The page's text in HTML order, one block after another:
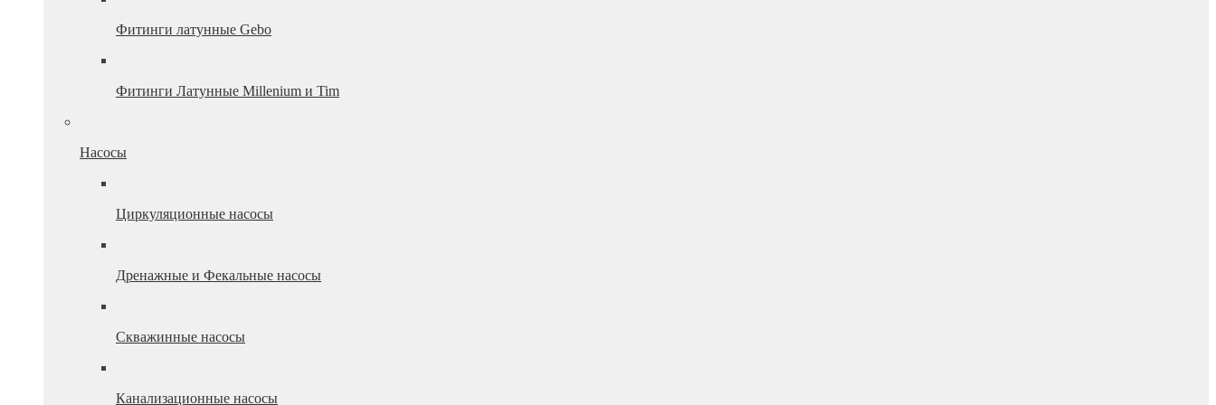
Фитинги латунные Gebo
Фитинги Латунные Millenium и Tim
Насосы
Циркуляционные насосы
Дренажные и Фекальные насосы
Скважинные насосы
Канализационные насосы